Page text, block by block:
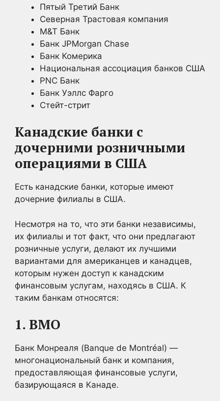
Пятый Третий Банк
Северная Трастовая компания
M&T Банк
Банк JPMorgan Chase
Банк Комерика
Национальная ассоциация банков США
PNC Банк
Банк Уэллс Фарго
Стейт-стрит
Канадские банки с
дочерними розничными
операциями в США
Есть канадские банки, которые имеют
дочерние филиалы в США.
Несмотря на то, что эти банки независимы,
их филиалы и тот факт, что они предлагают
розничные услуги, делают их лучшими
вариантами для американцев и канадцев,
которым нужен доступ к канадским
финансовым услугам, находясь в США. К
таким банкам относятся:
1. BMO
Банк Монреаля (Banque de Montréal) —
многонациональный банк и компания,
предоставляющая финансовые услуги,
базирующаяся в Канаде.